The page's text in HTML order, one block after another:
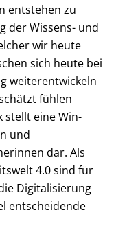
entstehen zu
der Wissens- und
wir heute
sich heute bei
weiterentwickeln
fühlen
stellt eine Win-
und
dar. Als
4.0 sind für
Digitalisierung
entscheidende